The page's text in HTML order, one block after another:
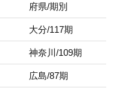
府県/期別
大分/117期
神奈川/109期
広島/87期